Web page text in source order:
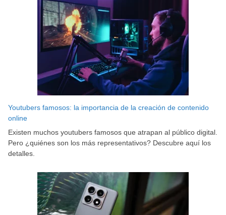
Youtubers famosos: la importancia de la creación de contenido
online
Existen muchos youtubers famosos que atrapan al público digital.
Pero ¿quiénes son los más representativos? Descubre aquí los
detalles.